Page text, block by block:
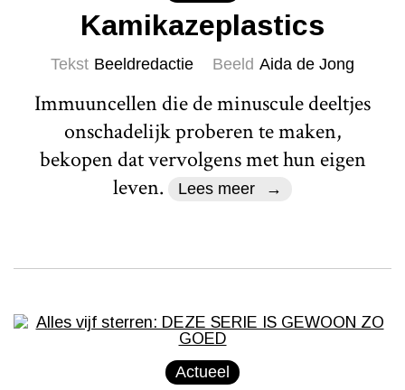
Kamikazeplastics
Tekst Beeldredactie Beeld Aida de Jong
Immuuncellen die de minuscule deeltjes
onschadelijk proberen te maken,
bekopen dat vervolgens met hun eigen
leven.
Lees meer
Actueel